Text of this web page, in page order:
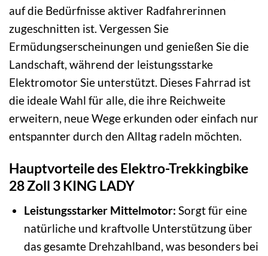
auf die Bedürfnisse aktiver Radfahrerinnen
zugeschnitten ist. Vergessen Sie
Ermüdungserscheinungen und genießen Sie die
Landschaft, während der leistungsstarke
Elektromotor Sie unterstützt. Dieses Fahrrad ist
die ideale Wahl für alle, die ihre Reichweite
erweitern, neue Wege erkunden oder einfach nur
entspannter durch den Alltag radeln möchten.
Hauptvorteile des Elektro-Trekkingbike
28 Zoll 3 KING LADY
Leistungsstarker Mittelmotor: Sorgt für eine
natürliche und kraftvolle Unterstützung über
das gesamte Drehzahlband, was besonders bei